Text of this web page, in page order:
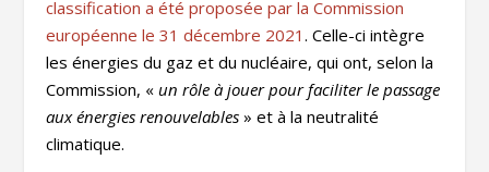
classification a été proposée par la Commission
européenne le 31 décembre 2021. Celle-ci intègre
les énergies du gaz et du nucléaire, qui ont, selon la
Commission, «un rôle à jouer pour faciliter le passage
aux énergies renouvelables » et à la neutralité
climatique.